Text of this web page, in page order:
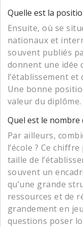
Quelle est la
Ensuite, où se
nationaux et
souvent publiés
donnent une idée
l’établissement
Une bonne
valeur du diplôme.
Quel est le nombre
Par ailleurs,
l’école ? Ce
taille de
souvent un
qu’une grande
ressources et de
grandement en
questions poser